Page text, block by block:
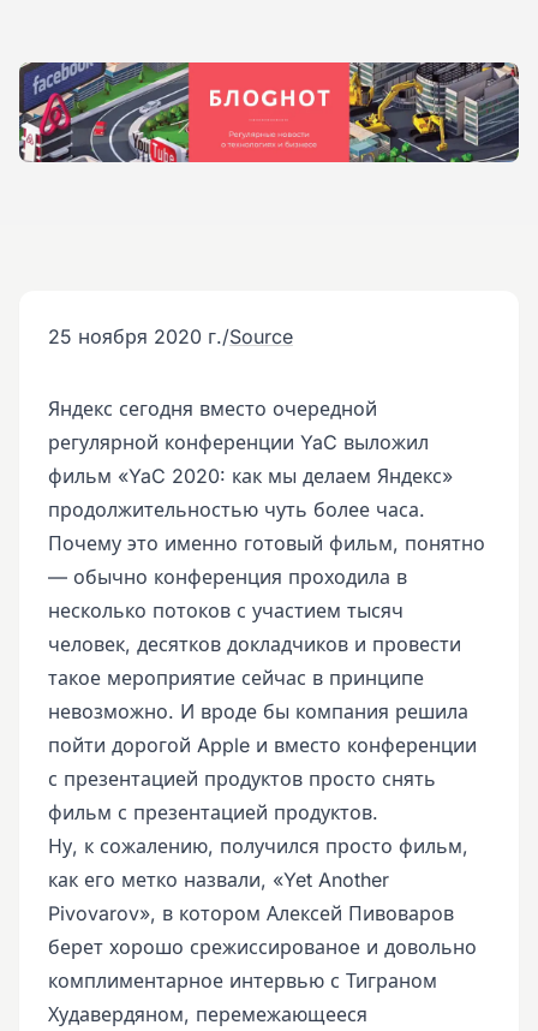
25 ноября 2020 г./Source
Яндекс сегодня вместо очередной
регулярной конференции YaC выложил
фильм «YaC 2020: как мы делаем Яндекс»
продолжительностью чуть более часа.
Почему это именно готовый фильм, понятно
— обычно конференция проходила в
несколько потоков с участием тысяч
человек, десятков докладчиков и провести
такое мероприятие сейчас в принципе
невозможно. И вроде бы компания решила
пойти дорогой Apple и вместо конференции
с презентацией продуктов просто снять
фильм с презентацией продуктов.
Ну, к сожалению, получился просто фильм,
как его метко назвали, «Yet Another
Pivovarov», в котором Алексей Пивоваров
берет хорошо срежиссированое и довольно
комплиментарное интервью с Тиграном
Худавердяном, перемежающееся